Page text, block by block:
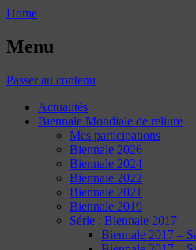
Home
Menu
Passer au contenu
Actualités
Biennale Mondiale de reliure
Mes participations
Biennale 2026
Biennale 2024
Biennale 2022
Biennale 2021
Biennale 2019
Série : Biennale 2017
Biennale 2017 –